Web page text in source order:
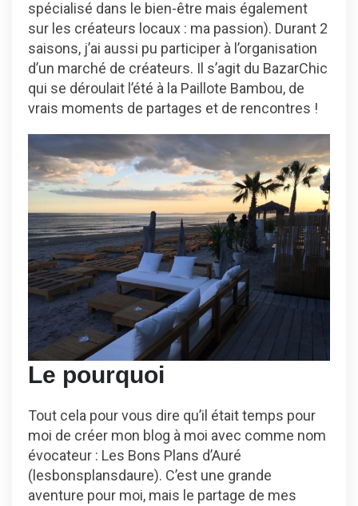
spécialisé dans le bien-être mais également
sur les créateurs locaux : ma passion). Durant 2
saisons, j’ai aussi pu participer à l’organisation
d’un marché de créateurs. Il s’agit du BazarChic
qui se déroulait l’été à la Paillote Bambou, de
vrais moments de partages et de rencontres !
Le pourquoi
Tout cela pour vous dire qu’il était temps pour
moi de créer mon blog à moi avec comme nom
évocateur : Les Bons Plans d’Auré
(lesbonsplansdaure). C’est une grande
aventure pour moi, mais le partage de mes